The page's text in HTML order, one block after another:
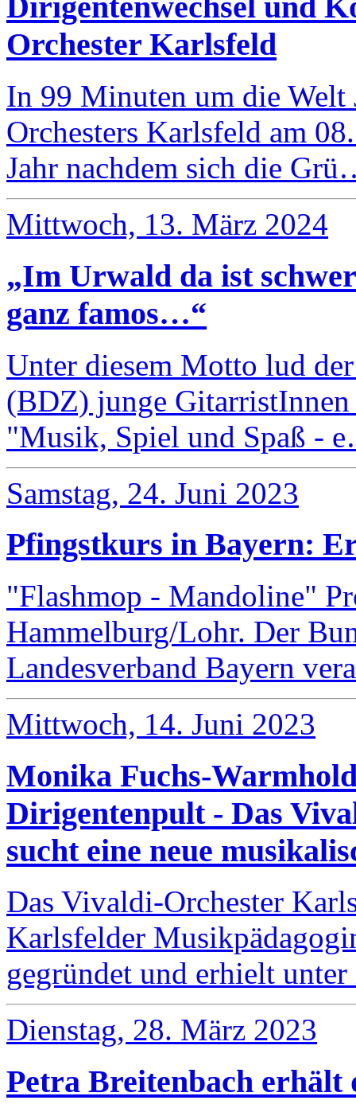
Orchester Karlsfeld
In 99 Minuten um die Welt
Orchesters Karlsfeld am
Jahr nachdem sich die
Mittwoch, 13. März 2024
„Im Urwald da ist
ganz famos…“
Unter diesem Motto lud
(BDZ) junge
"Musik, Spiel und Spaß -
Samstag, 24. Juni 2023
Pfingstkurs in Bayern:
"Flashmop - Mandoline"
Hammelburg/Lohr. Der
Landesverband Bayern
Mittwoch, 14. Juni 2023
Monika Fuchs-
Dirigentenpult - Das
sucht eine neue
Das Vivaldi-Orchester
Karlsfelder
gegründet und erhielt
Dienstag, 28. März 2023
Petra Breitenbach erhält